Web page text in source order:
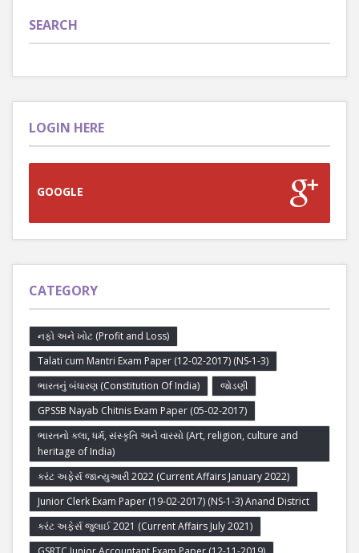
SEARCH
LOGIN HERE
GOOGLE
CATEGORY
નફો અને ખોટ (Profit and Loss)
Talati cum Mantri Exam Paper (12-02-2017) (NS-1-3)
ભારતનું બંધારણ (Constitution Of India)
જોડણી
GPSSB Nayab Chitnis Exam Paper (05-02-2017)
ભારતનો કલા, ધર્મ, સંસ્કૃતિ અને વારસો (Art, religion, culture and
heritage of India)
કરંટ અફેર્સ જાન્યુઆરી 2022 (Current Affairs January 2022)
Junior Clerk Exam Paper (19-02-2017) (NS-1-3) Anand District
કરંટ અફેર્સ જુલાઈ 2021 (Current Affairs July 2021)